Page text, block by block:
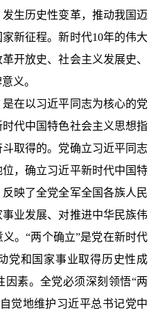
生历史性变革，推动我国迈
新征程。新时代10年的伟大
开放史、社会主义发展史、
义。
在以习近平同志为核心的党
代中国特色社会主义思想指
取得的。党确立习近平同志
，确立习近平新时代中国特
映了全党全军全国各族人民
业发展、对推进中华民族伟
。“两个确立”是党在新时代
党和国家事业取得历史性成
素。全党必须深刻领悟“两
觉地维护习近平总书记党中